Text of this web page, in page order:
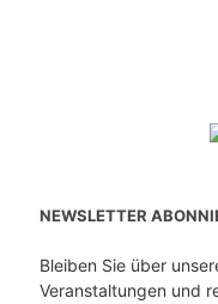
NEWSLETTER
Bleiben Sie über
Veranstaltungen und